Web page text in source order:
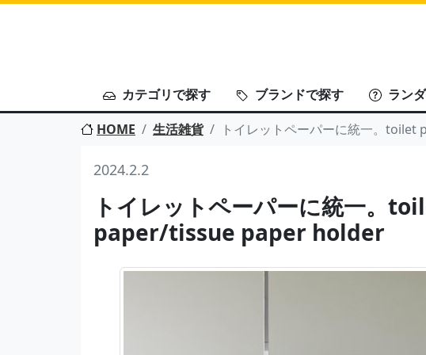
カテゴリで探す ブランドで探す
ラン
HOME
生活雑貨 トイレットペーパーに統一。
2024.2.2
トイレットペーパーに統一。
paper/tissue paper holder